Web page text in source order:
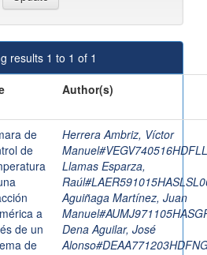
results 1 to 1 of 1
Author(s)
de
de
a
de un
de
Herrera Ambriz, Víctor
Llamas Esparza,
Aguiñaga Martínez, Juan
Dena Aguilar, José